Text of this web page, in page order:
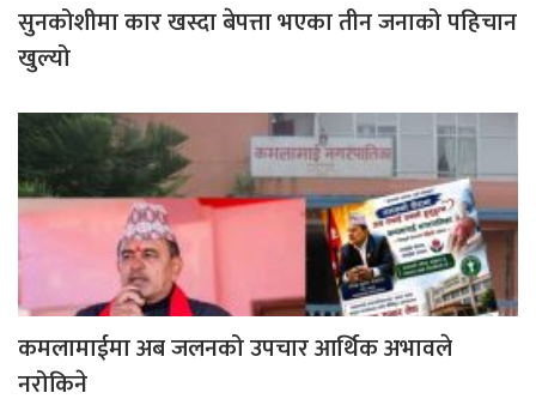
सुनकोशीमा कार खस्दा बेपत्ता भएका तीन जनाको पहिचान
खुल्यो
कमलामाईमा अब जलनको उपचार आर्थिक अभावले
नरोकिने